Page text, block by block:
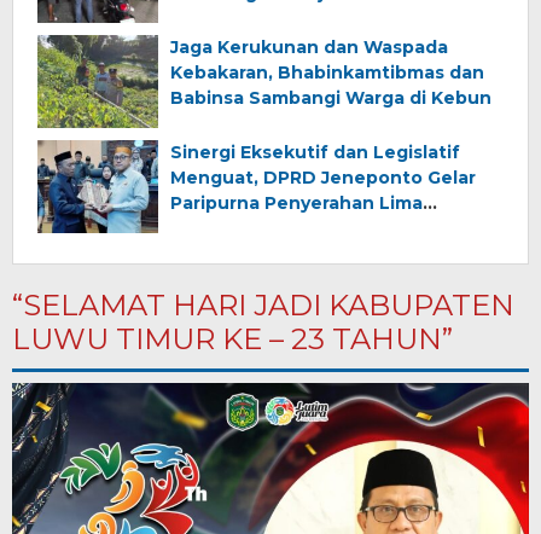
Jaga Kerukunan dan Waspada
Kebakaran, Bhabinkamtibmas dan
Babinsa Sambangi Warga di Kebun
Sinergi Eksekutif dan Legislatif
Menguat, DPRD Jeneponto Gelar
Paripurna Penyerahan Lima
“SELAMAT HARI JADI KABUPATEN
LUWU TIMUR KE – 23 TAHUN”